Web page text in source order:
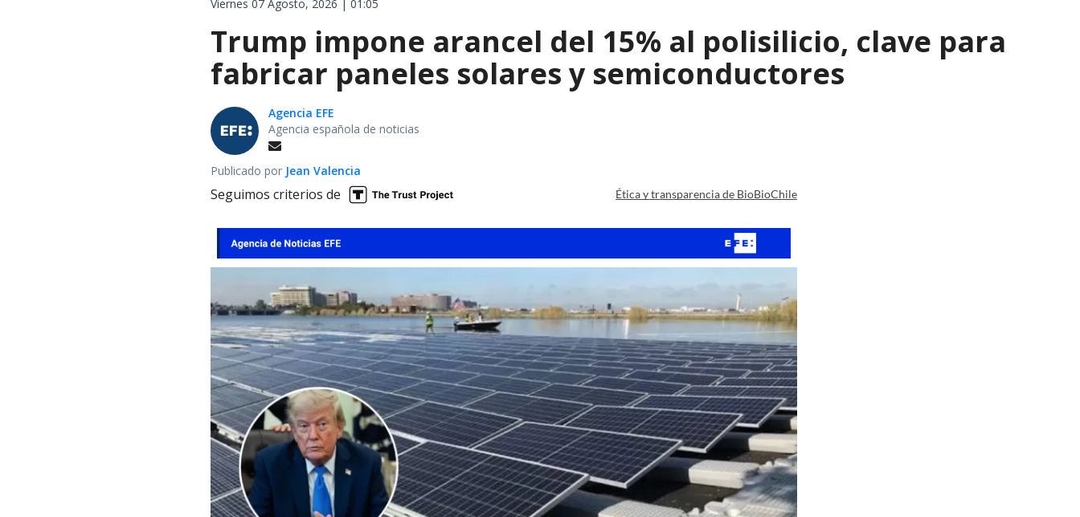
Viernes 07 Agosto, 2026 | 01:05
Trump impone arancel del 15% al polisilicio, clave para
fabricar paneles solares y semiconductores
Agencia EFE
Agencia española de noticias
Publicado por Jean Valencia
Seguimos criterios de Ética y transparencia de BioBioChile